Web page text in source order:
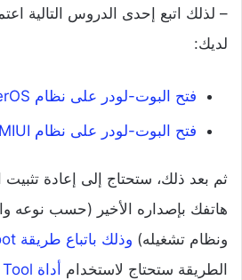
– لذلك اتبع إحدى الدروس التالية
لديك:
فتح البوت-لودر على نظام HyperOS
فتح البوت-لودر على نظام MIUI
ثم بعد ذلك، ستحتاج إلى إعادة
هاتفك بإصداره الأخير (حسب نوعه
ونظام تشغيله) وذلك باتباع طريقة Fastboot
الطريقة ستحتاج لاستخدام أداة Mi Flash Tool